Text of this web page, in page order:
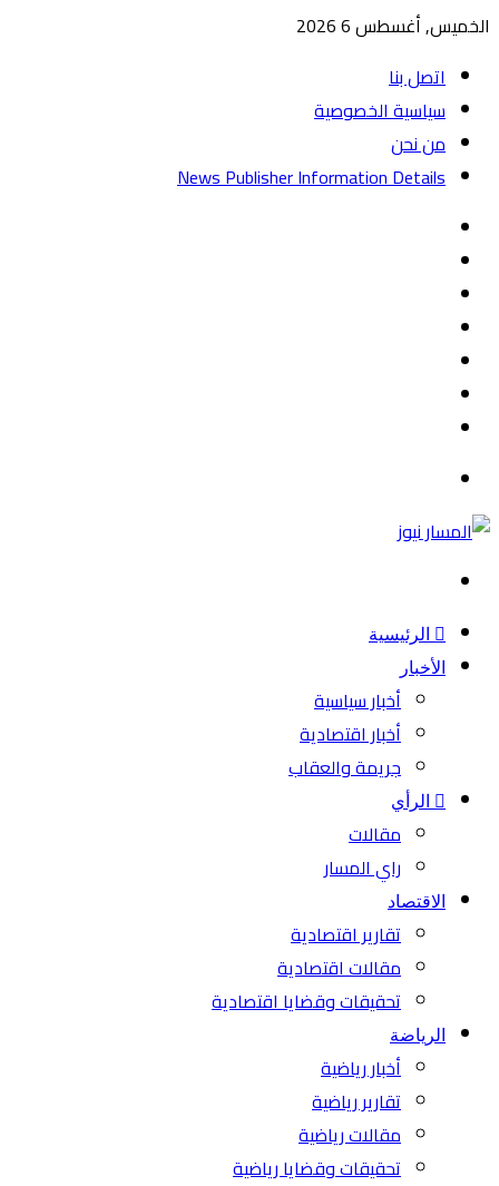
الخميس, أغسطس 6 2026
اتصل بنا
سياسية الخصوصية
من نحن
News Publisher Information Details
الرئيسية
الأخبار
أخبار سياسية
أخبار اقتصادية
جريمة والعقاب
الرأي
مقالات
راي المسار
الاقتصاد
تقارير اقتصادية
مقالات اقتصادية
تحقيقات وقضايا اقتصادية
الرياضة
أخبار رياضية
تقارير رياضية
مقالات رياضية
تحقيقات وقضايا رياضية